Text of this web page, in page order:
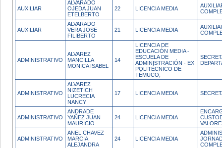
AUXILIAR
ALVARADO
OJEDA JUAN
ETELBERTO
22 LICENCIA MEDIA
AUXILIAR
ALVARADO
VERA JOSE
FILIBERTO
21 LICENCIA MEDIA
ADMINISTRATIVO
ALVAREZ
MANCILLA
MONICA ISABEL
14
LICENCIA DE
EDUCACIÓN MEDIA -
ESCUELA DE
ADMINISTRACIÓN - EX
POLITÉCNICO DE
TÉMUCO,
ADMINISTRATIVO
ALVAREZ
NIZETICH
LUCRECIA
NANCY
17 LICENCIA MEDIA
ADMINISTRATIVO
ANDRADE
YAÑEZ JUAN
MAURICIO
24 LICENCIA MEDIA
ADMINISTRATIVO
ANEL CHAVEZ
MARCIA
ALEJANDRA
24 LICENCIA MEDIA